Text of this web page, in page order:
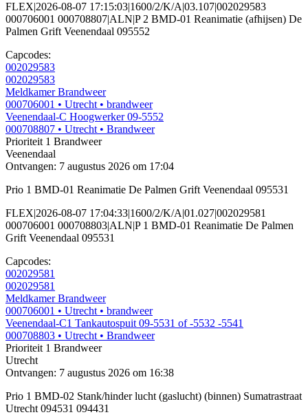
FLEX|2026-08-07 17:15:03|1600/2/K/A|03.107|002029583
000706001 000708807|ALN|P 2 BMD-01 Reanimatie (afhijsen) De
Palmen Grift Veenendaal 095552
Capcodes:
002029583
002029583
Meldkamer Brandweer
000706001 • Utrecht • brandweer
Veenendaal-C Hoogwerker 09-5552
000708807 • Utrecht • Brandweer
Prioriteit 1 Brandweer
Veenendaal
Ontvangen: 7 augustus 2026 om 17:04
Prio 1 BMD-01 Reanimatie De Palmen Grift Veenendaal 095531
FLEX|2026-08-07 17:04:33|1600/2/K/A|01.027|002029581
000706001 000708803|ALN|P 1 BMD-01 Reanimatie De Palmen
Grift Veenendaal 095531
Capcodes:
002029581
002029581
Meldkamer Brandweer
000706001 • Utrecht • brandweer
Veenendaal-C1 Tankautospuit 09-5531 of -5532 -5541
000708803 • Utrecht • Brandweer
Prioriteit 1 Brandweer
Utrecht
Ontvangen: 7 augustus 2026 om 16:38
Prio 1 BMD-02 Stank/hinder lucht (gaslucht) (binnen) Sumatrastraat
Utrecht 094531 094431